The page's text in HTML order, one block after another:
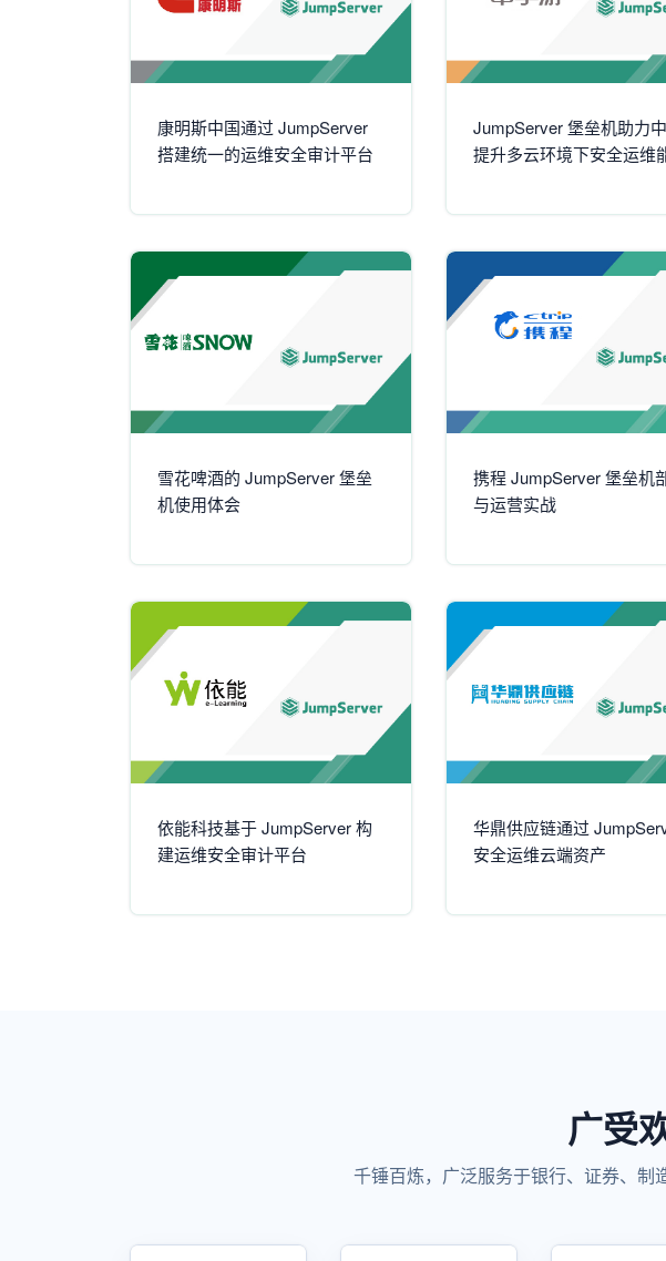
康明斯中国通过 JumpServer
搭建统一的运维安全审计平台
JumpServer 堡垒机助力
提升多云环境下安全运维
雪花啤酒的 JumpServer 堡垒
机使用体会
携程 JumpServer 堡垒机
与运营实战
依能科技基于 JumpServer 构
建运维安全审计平台
华鼎供应链通过
安全运维云端资产
广受
千锤百炼，广泛服务于银行、证券、制